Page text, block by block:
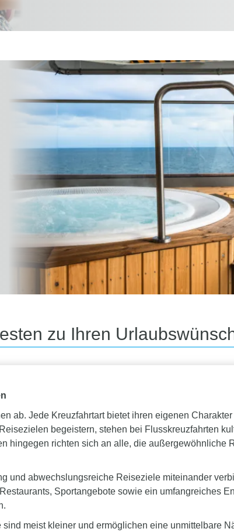
zu Ihren
ab. Jede Kreuzfahrtart bietet ihren eigenen
begeistern, stehen bei Flusskreuzfahrten
hingegen richten sich an alle, die außergewöhnliche
und abwechslungsreiche Reiseziele miteinander
Sportangebote sowie ein umfangreiches
meist kleiner und ermöglichen eine unmittelbare